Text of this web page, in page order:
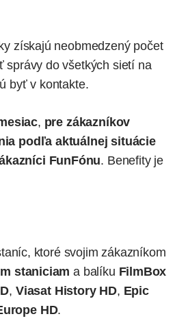
získajú neobmedzený počet
správy do všetkých sietí na
byť v kontakte.
, pre zákazníkov
podľa aktuálnej situácie
FunFónu. Benefity je
ktoré svojim zákazníkom
staniciam a balíku FilmBox
, Viasat History HD, Epic
HD.